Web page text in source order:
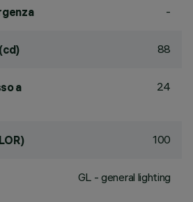
-
88
a
24
100
GL - general lighting